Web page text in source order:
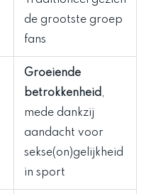
de grootste groep
fans
Groeiende
betrokkenheid,
mede dankzij
aandacht voor
sekse(on)gelijkheid
in sport